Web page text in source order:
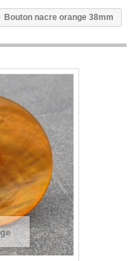
Bouton nacre orange 38mm